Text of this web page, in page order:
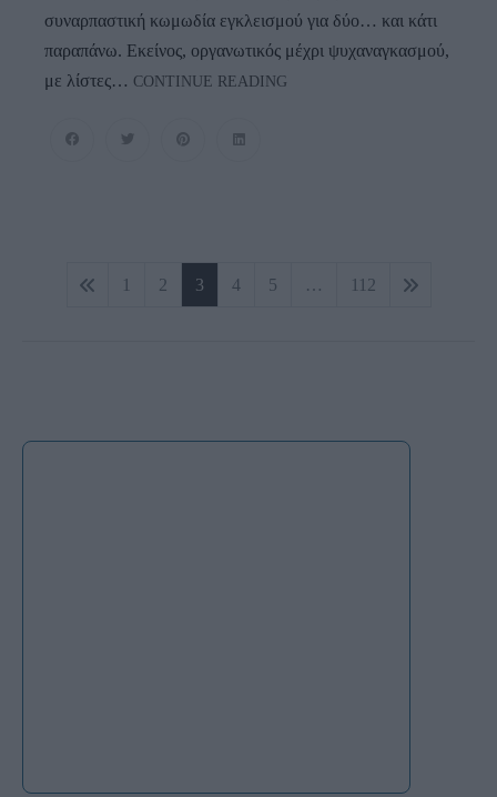
συναρπαστική κωμωδία εγκλεισμού για δύο… και κάτι
παραπάνω. Εκείνος, οργανωτικός μέχρι ψυχαναγκασμού,
με λίστες… CONTINUE READING
Πλοήγηση
1 2 3 4 5 … 112